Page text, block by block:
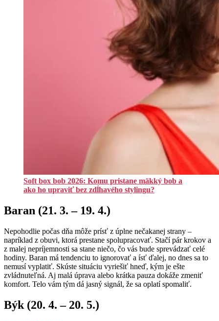
Soft box bob 2026: Komu pristane mäkký bob a
ako ho upraviť bez zdĺhavého stylingu?
Baran (21. 3. – 19. 4.)
Nepohodlie počas dňa môže prísť z úplne nečakanej strany –
napríklad z obuvi, ktorá prestane spolupracovať. Stačí pár krokov a
z malej nepríjemnosti sa stane niečo, čo vás bude sprevádzať celé
hodiny. Baran má tendenciu to ignorovať a ísť ďalej, no dnes sa to
nemusí vyplatiť. Skúste situáciu vyriešiť hneď, kým je ešte
zvládnuteľná. Aj malá úprava alebo krátka pauza dokáže zmeniť
komfort. Telo vám tým dá jasný signál, že sa oplatí spomaliť.
Býk (20. 4. – 20. 5.)